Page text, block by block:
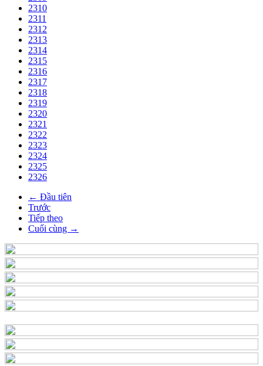
2310
2311
2312
2313
2314
2315
2316
2317
2318
2319
2320
2321
2322
2323
2324
2325
2326
← Đầu tiên
Trước
Tiếp theo
Cuối cùng →